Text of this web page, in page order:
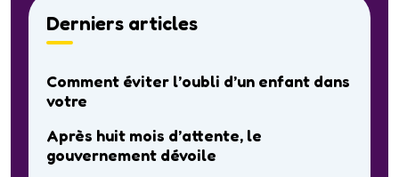
Derniers articles
Comment éviter l’oubli d’un enfant dans
votre
Après huit mois d’attente, le
gouvernement dévoile